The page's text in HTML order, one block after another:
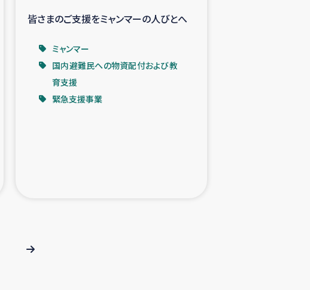
皆さまのご支援をミャンマーの人びとへ
ミャンマー
国内避難民への物資配付および教
育支援
緊急支援事業